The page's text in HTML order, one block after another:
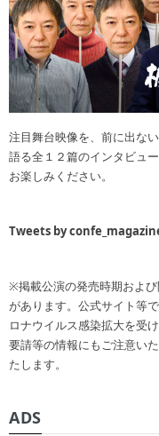
注目舞台映像を、前に出な
語る全１２篇のインタビュ
お楽しみください。
Tweets by
※掲載公演の発売時期およ
があります。公式サイト等
ロナウイルス感染拡大を受
要請等の情報にもご注意い
たします。
ADS